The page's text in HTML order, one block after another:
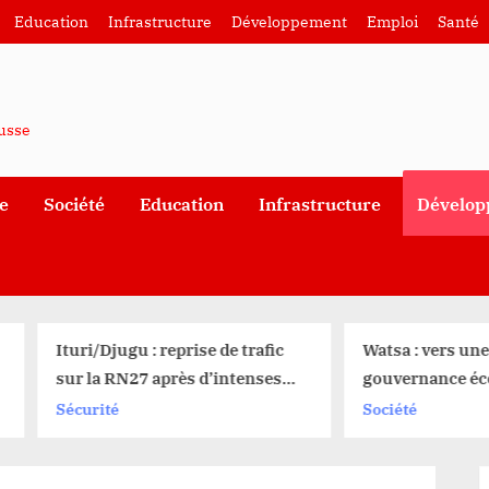
Education Infrastructure Développement Emploi Santé
Société Education Infrastructure
Ituri/Djugu : reprise de trafic
sur la RN27 après d’intenses
combat entre UPDF et
Watsa : vers une
gouvernance
avec les élections de la